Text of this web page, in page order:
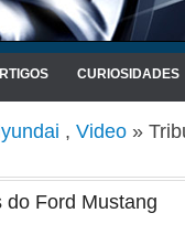
CURIOSIDADES
, Video »
do Ford Mustang